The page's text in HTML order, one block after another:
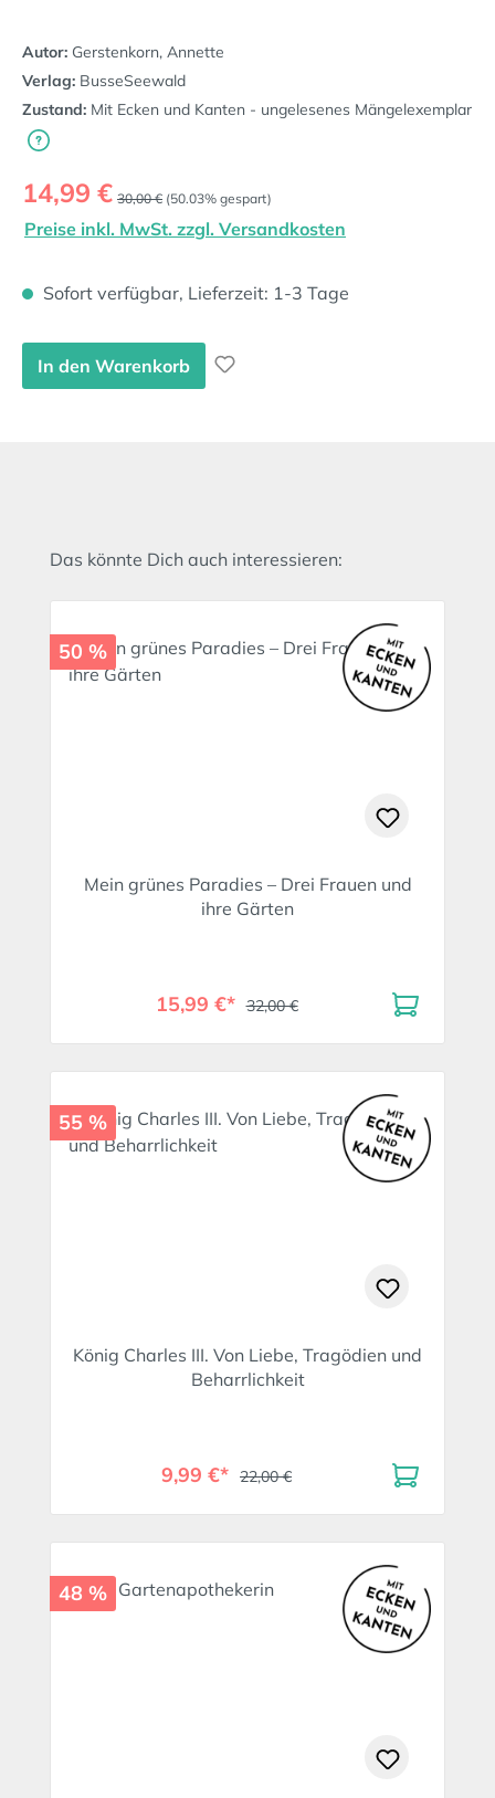
Autor: Gerstenkorn, Annette
Verlag: BusseSeewald
Zustand: Mit Ecken und Kanten - ungelesenes Mängelexemplar
Verkaufspreis:
14,99 € Regulärer Preis:
30,00 € (50.03% gespart)
Preise inkl. MwSt. zzgl. Versandkosten
Sofort verfügbar, Lieferzeit: 1-3 Tage
In den Warenkorb
Produktgalerie überspringen
Das könnte Dich auch interessieren:
50 %
Mein grünes Paradies – Drei Frauen und
ihre Gärten
15,99 €* 32,00 €
55 %
König Charles III. Von Liebe, Tragödien und
Beharrlichkeit
9,99 €* 22,00 €
48 %